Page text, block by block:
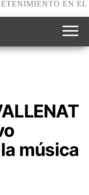
EN
música